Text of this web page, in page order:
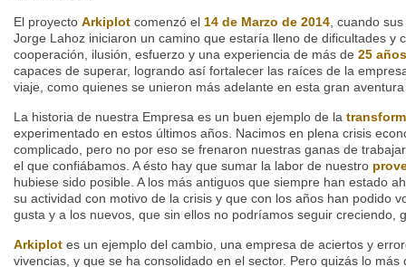
El proyecto Arkiplot comenzó el 14 de Marzo de 2014 , cuando
Jorge Lahoz iniciaron un camino que estaría lleno de dificultades y
cooperación, ilusión, esfuerzo y una experiencia de más de 25 años
capaces de superar, logrando así fortalecer las raíces de la
viaje, como quienes se unieron más adelante en esta gran
La historia de nuestra Empresa es un buen ejemplo de la
experimentado en estos últimos años. Nacimos en plena crisis
complicado, pero no por eso se frenaron nuestras ganas de
el que confiábamos. A ésto hay que sumar la labor de nuestro
hubiese sido posible. A los más antiguos que siempre han estado
su actividad con motivo de la crisis y que con los años han podido
gusta y a los nuevos, que sin ellos no podríamos seguir creciendo,
Arkiplot es un ejemplo del cambio, una empresa de aciertos y
vivencias, y que se ha consolidado en el sector. Pero quizás lo